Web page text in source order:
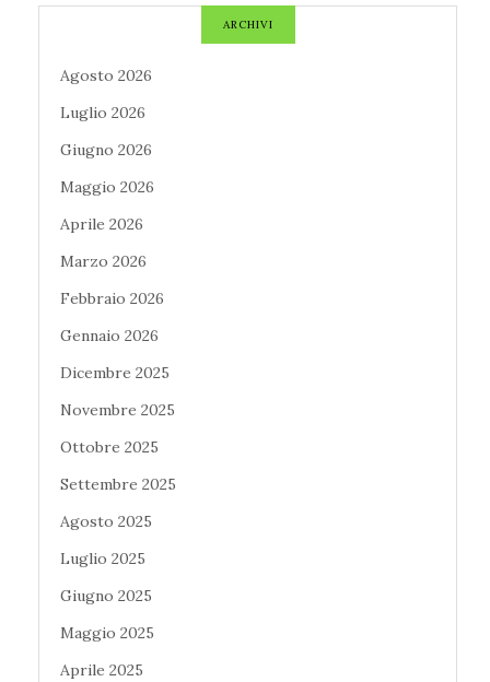
ARCHIVI
Agosto 2026
Luglio 2026
Giugno 2026
Maggio 2026
Aprile 2026
Marzo 2026
Febbraio 2026
Gennaio 2026
Dicembre 2025
Novembre 2025
Ottobre 2025
Settembre 2025
Agosto 2025
Luglio 2025
Giugno 2025
Maggio 2025
Aprile 2025